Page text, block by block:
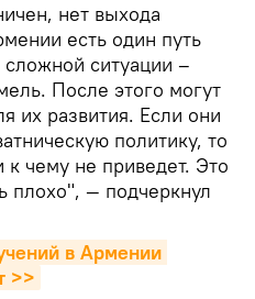
нет выхода
есть один путь
ситуации –
После этого могут
их развития. Если они
политику, то
чему не приведет. Это
плохо", — подчеркнул
в Армении
>>